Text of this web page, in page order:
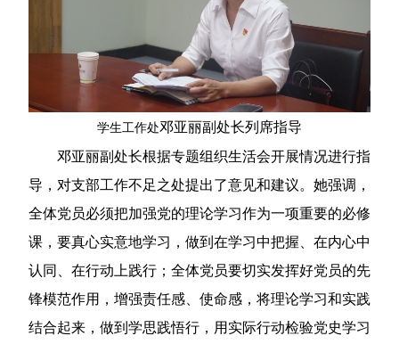
学生工作处邓亚丽副处长列席指导
邓亚丽副处长根据专题组织生活会开展情况进行指
导，对支部工作不足之处提出了意见和建议。她强调，
全体党员必须把加强党的理论学习作为一项重要的必修
课，要真心实意地学习，做到在学习中把握、在内心中
认同、在行动上践行；全体党员要切实发挥好党员的先
锋模范作用，增强责任感、使命感，将理论学习和实践
结合起来，做到学思践悟行，用实际行动检验党史学习